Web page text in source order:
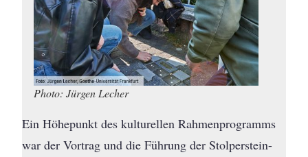
Photo: Jürgen Lecher
Ein Höhepunkt des kulturellen Rahmenprogramms
war der Vortrag und die Führung der Stolperstein-